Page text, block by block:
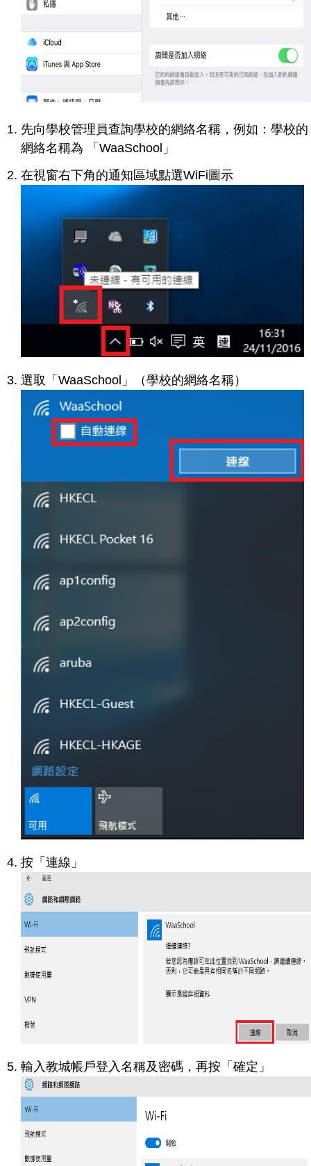
先向學校管理員查詢學校的網絡名稱，例如：學校的
網絡名稱為 「WaaSchool」
在視窗右下角的通知區域點選WiFi圖示
選取「WaaSchool」（學校的網絡名稱）
按「連線」
輸入教城帳戶登入名稱及密碼，再按「確定」